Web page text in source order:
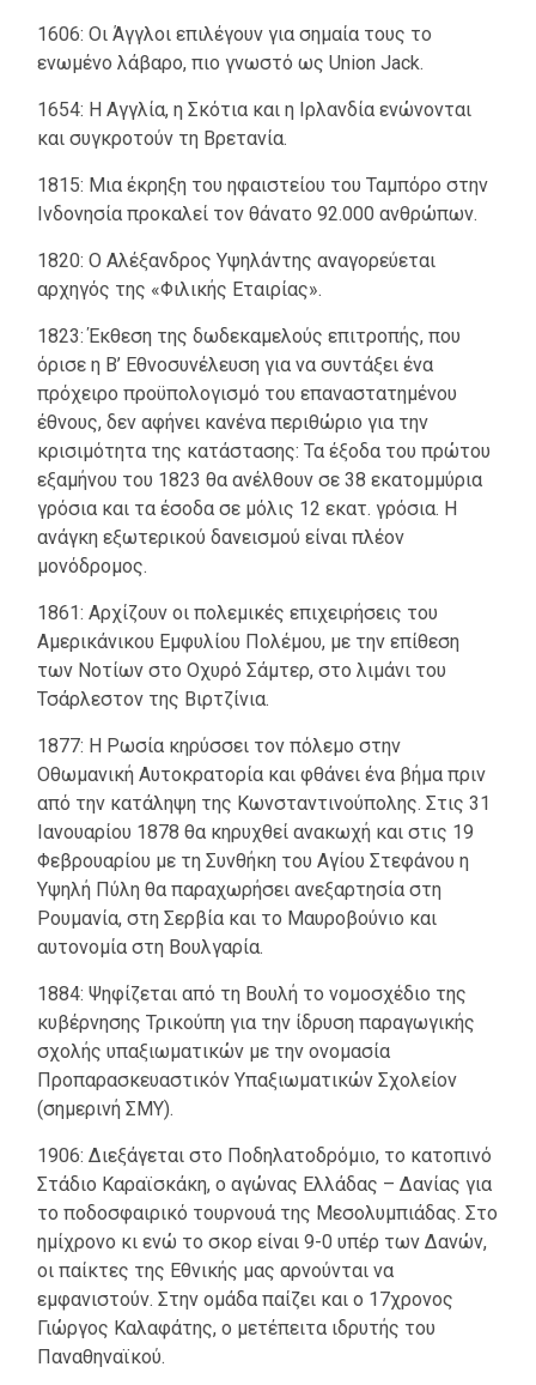
1606: Οι Άγγλοι επιλέγουν για σημαία τους το
ενωμένο λάβαρο, πιο γνωστό ως Union Jack.
1654: Η Αγγλία, η Σκότια και η Ιρλανδία ενώνονται
και συγκροτούν τη Βρετανία.
1815: Μια έκρηξη του ηφαιστείου του Ταμπόρο στην
Ινδονησία προκαλεί τον θάνατο 92.000 ανθρώπων.
1820: Ο Αλέξανδρος Υψηλάντης αναγορεύεται
αρχηγός της «Φιλικής Εταιρίας».
1823: Έκθεση της δωδεκαμελούς επιτροπής, που
όρισε η Β’ Εθνοσυνέλευση για να συντάξει ένα
πρόχειρο προϋπολογισμό του επαναστατημένου
έθνους, δεν αφήνει κανένα περιθώριο για την
κρισιμότητα της κατάστασης: Τα έξοδα του πρώτου
εξαμήνου του 1823 θα ανέλθουν σε 38 εκατομμύρια
γρόσια και τα έσοδα σε μόλις 12 εκατ. γρόσια. Η
ανάγκη εξωτερικού δανεισμού είναι πλέον
μονόδρομος.
1861: Αρχίζουν οι πολεμικές επιχειρήσεις του
Αμερικάνικου Εμφυλίου Πολέμου, με την επίθεση
των Νοτίων στο Οχυρό Σάμτερ, στο λιμάνι του
Τσάρλεστον της Βιρτζίνια.
1877: Η Ρωσία κηρύσσει τον πόλεμο στην
Οθωμανική Αυτοκρατορία και φθάνει ένα βήμα πριν
από την κατάληψη της Κωνσταντινούπολης. Στις 31
Ιανουαρίου 1878 θα κηρυχθεί ανακωχή και στις 19
Φεβρουαρίου με τη Συνθήκη του Αγίου Στεφάνου η
Υψηλή Πύλη θα παραχωρήσει ανεξαρτησία στη
Ρουμανία, στη Σερβία και το Μαυροβούνιο και
αυτονομία στη Βουλγαρία.
1884: Ψηφίζεται από τη Βουλή το νομοσχέδιο της
κυβέρνησης Τρικούπη για την ίδρυση παραγωγικής
σχολής υπαξιωματικών με την ονομασία
Προπαρασκευαστικόν Υπαξιωματικών Σχολείον
(σημερινή ΣΜΥ).
1906: Διεξάγεται στο Ποδηλατοδρόμιο, το κατοπινό
Στάδιο Καραϊσκάκη, ο αγώνας Ελλάδας – Δανίας για
το ποδοσφαιρικό τουρνουά της Μεσολυμπιάδας. Στο
ημίχρονο κι ενώ το σκορ είναι 9-0 υπέρ των Δανών,
οι παίκτες της Εθνικής μας αρνούνται να
εμφανιστούν. Στην ομάδα παίζει και ο 17χρονος
Γιώργος Καλαφάτης, ο μετέπειτα ιδρυτής του
Παναθηναϊκού.